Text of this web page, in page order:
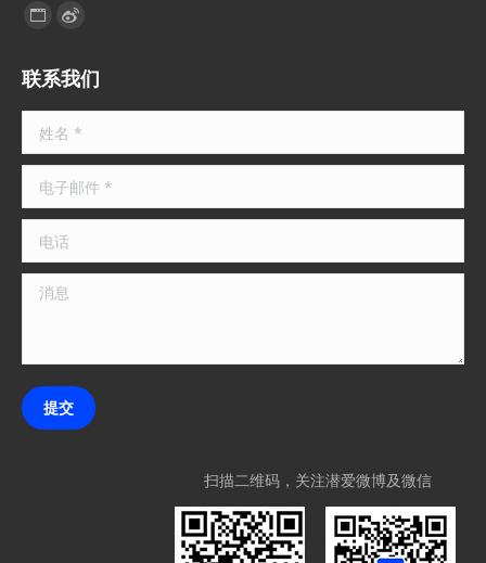
找到我们：
Website
opens
in
new
window
Weibo
opens
in
new
window
联系我们
姓名 *
电子邮件 *
电话
消息
提交
扫描二维码，关注潜爱微博及微信